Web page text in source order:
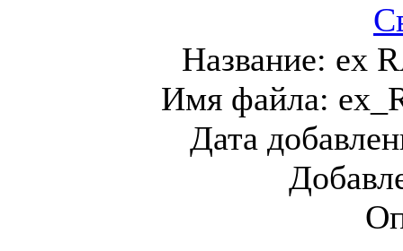
Название: ex
Имя файла:
Дата